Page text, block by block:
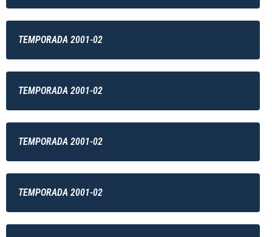
TEMPORADA 2001-02
TEMPORADA 2001-02
TEMPORADA 2001-02
TEMPORADA 2001-02